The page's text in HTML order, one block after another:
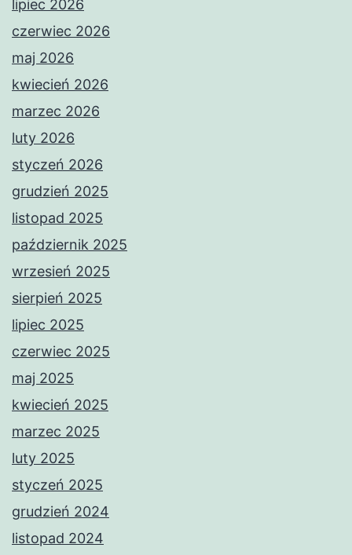
lipiec 2026
czerwiec 2026
maj 2026
kwiecień 2026
marzec 2026
luty 2026
styczeń 2026
grudzień 2025
listopad 2025
październik 2025
wrzesień 2025
sierpień 2025
lipiec 2025
czerwiec 2025
maj 2025
kwiecień 2025
marzec 2025
luty 2025
styczeń 2025
grudzień 2024
listopad 2024